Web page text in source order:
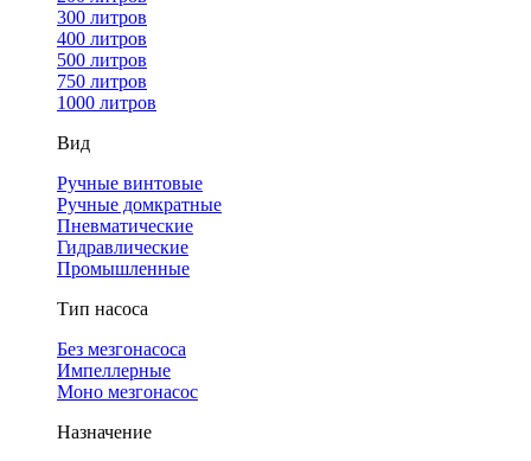
300 литров
400 литров
500 литров
750 литров
1000 литров
Вид
Ручные винтовые
Ручные домкратные
Пневматические
Гидравлические
Промышленные
Тип насоса
Без мезгонасоса
Импеллерные
Моно мезгонасос
Назначение